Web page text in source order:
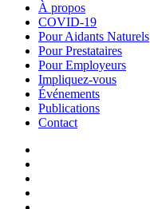
À propos
COVID-19
Pour Aidants Naturels
Pour Prestataires
Pour Employeurs
Impliquez-vous
Événements
Publications
Contact